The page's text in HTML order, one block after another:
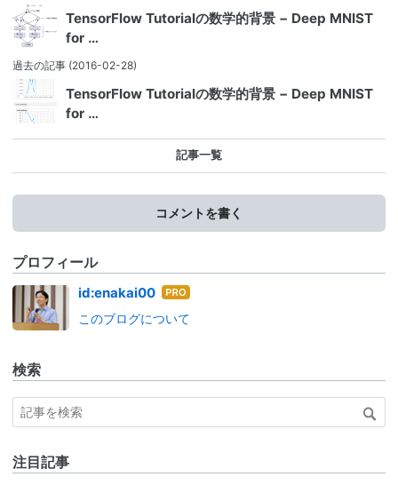
TensorFlow Tutorialの数学的背景 − Deep MNIST
for …
過去の記事 (2016-02-28)
TensorFlow Tutorialの数学的背景 − Deep MNIST
for …
記事一覧
コメントを書く
プロフィール
id:enakai00 はて
ログ
このブログについて
検索
注目記事